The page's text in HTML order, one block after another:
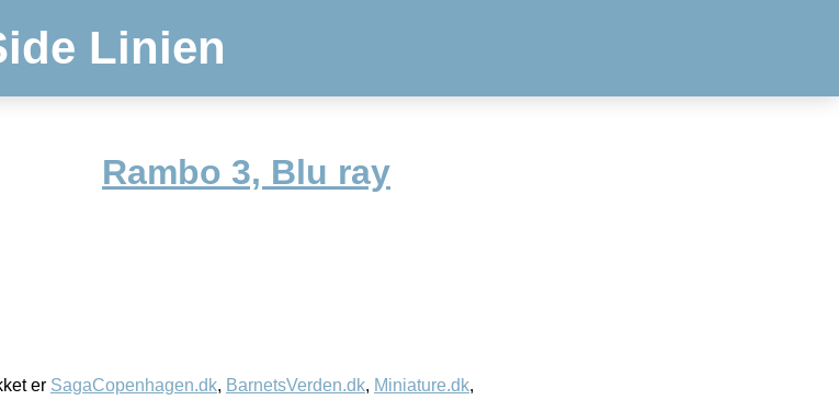
Linien
Rambo 3, Blu ray
er SagaCopenhagen.dk, BarnetsVerden.dk, Miniature.dk,